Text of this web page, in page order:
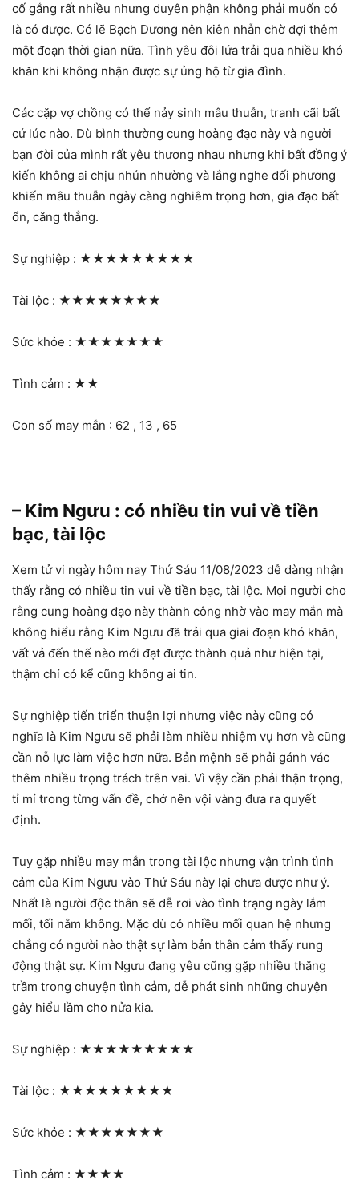
cố gắng rất nhiều nhưng duyên phận không phải muốn có
là có được. Có lẽ Bạch Dương nên kiên nhẫn chờ đợi thêm
một đoạn thời gian nữa. Tình yêu đôi lứa trải qua nhiều khó
khăn khi không nhận được sự ủng hộ từ gia đình.
Các cặp vợ chồng có thể nảy sinh mâu thuẫn, tranh cãi bất
cứ lúc nào. Dù bình thường cung hoàng đạo này và người
bạn đời của mình rất yêu thương nhau nhưng khi bất đồng ý
kiến không ai chịu nhún nhường và lắng nghe đối phương
khiến mâu thuẫn ngày càng nghiêm trọng hơn, gia đạo bất
ổn, căng thẳng.
Sự nghiệp : ★★★★★★★★★
Tài lộc : ★★★★★★★★
Sức khỏe : ★★★★★★★
Tình cảm : ★★
Con số may mắn : 62 , 13 , 65
– Kim Ngưu : có nhiều tin vui về tiền
bạc, tài lộc
Xem tử vi ngày hôm nay Thứ Sáu 11/08/2023 dễ dàng nhận
thấy rằng có nhiều tin vui về tiền bạc, tài lộc. Mọi người cho
rằng cung hoàng đạo này thành công nhờ vào may mắn mà
không hiểu rằng Kim Ngưu đã trải qua giai đoạn khó khăn,
vất vả đến thế nào mới đạt được thành quả như hiện tại,
thậm chí có kể cũng không ai tin.
Sự nghiệp tiến triển thuận lợi nhưng việc này cũng có
nghĩa là Kim Ngưu sẽ phải làm nhiều nhiệm vụ hơn và cũng
cần nỗ lực làm việc hơn nữa. Bản mệnh sẽ phải gánh vác
thêm nhiều trọng trách trên vai. Vì vậy cần phải thận trọng,
tỉ mỉ trong từng vấn đề, chớ nên vội vàng đưa ra quyết
định.
Tuy gặp nhiều may mắn trong tài lộc nhưng vận trình tình
cảm của Kim Ngưu vào Thứ Sáu này lại chưa được như ý.
Nhất là người độc thân sẽ dễ rơi vào tình trạng ngày lắm
mối, tối nằm không. Mặc dù có nhiều mối quan hệ nhưng
chẳng có người nào thật sự làm bản thân cảm thấy rung
động thật sự. Kim Ngưu đang yêu cũng gặp nhiều thăng
trầm trong chuyện tình cảm, dễ phát sinh những chuyện
gây hiểu lầm cho nửa kia.
Sự nghiệp : ★★★★★★★★★
Tài lộc : ★★★★★★★★★
Sức khỏe : ★★★★★★★
Tình cảm : ★★★★